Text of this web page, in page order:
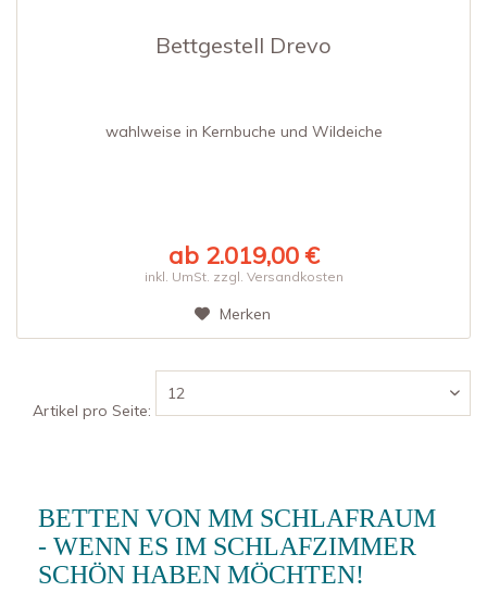
Bettgestell Drevo
wahlweise in Kernbuche und Wildeiche
ab 2.019,00 €
inkl. UmSt. zzgl. Versandkosten
Merken
Artikel pro Seite:
BETTEN VON MM SCHLAFRAUM
- WENN ES IM SCHLAFZIMMER
SCHÖN HABEN MÖCHTEN!